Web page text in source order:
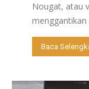
Nougat, atau
menggantikan
Baca